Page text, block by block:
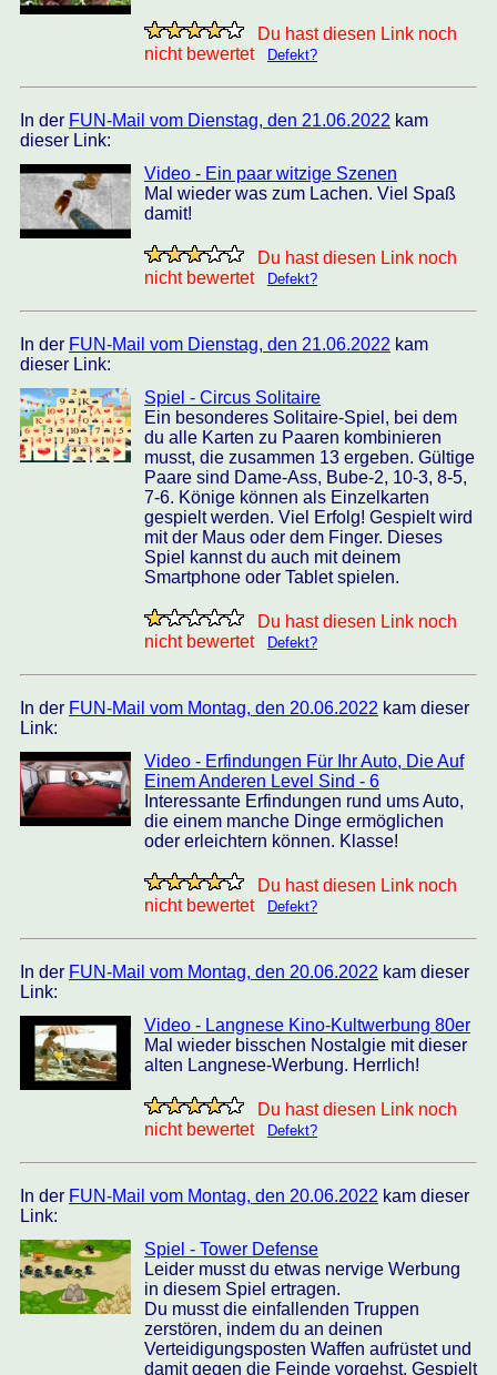
Du hast diesen Link noch
nicht bewertet
Defekt?
In der FUN-Mail vom Dienstag, den 21.06.2022 kam
dieser Link:
Video - Ein paar witzige Szenen
Mal wieder was zum Lachen. Viel Spaß
damit!
Du hast diesen Link noch
nicht bewertet
Defekt?
In der FUN-Mail vom Dienstag, den 21.06.2022 kam
dieser Link:
Spiel - Circus Solitaire
Ein besonderes Solitaire-Spiel, bei dem
du alle Karten zu Paaren kombinieren
musst, die zusammen 13 ergeben. Gültige
Paare sind Dame-Ass, Bube-2, 10-3, 8-5,
7-6. Könige können als Einzelkarten
gespielt werden. Viel Erfolg! Gespielt wird
mit der Maus oder dem Finger. Dieses
Spiel kannst du auch mit deinem
Smartphone oder Tablet spielen.
Du hast diesen Link noch
nicht bewertet
Defekt?
In der FUN-Mail vom Montag, den 20.06.2022 kam dieser
Link:
Video - Erfindungen Für Ihr Auto, Die Auf
Einem Anderen Level Sind - 6
Interessante Erfindungen rund ums Auto,
die einem manche Dinge ermöglichen
oder erleichtern können. Klasse!
Du hast diesen Link noch
nicht bewertet
Defekt?
In der FUN-Mail vom Montag, den 20.06.2022 kam dieser
Link:
Video - Langnese Kino-Kultwerbung 80er
Mal wieder bisschen Nostalgie mit dieser
alten Langnese-Werbung. Herrlich!
Du hast diesen Link noch
nicht bewertet
Defekt?
In der FUN-Mail vom Montag, den 20.06.2022 kam dieser
Link:
Spiel - Tower Defense
Leider musst du etwas nervige Werbung
in diesem Spiel ertragen.
Du musst die einfallenden Truppen
zerstören, indem du an deinen
Verteidigungsposten Waffen aufrüstet und
damit gegen die Feinde vorgehst. Gespielt